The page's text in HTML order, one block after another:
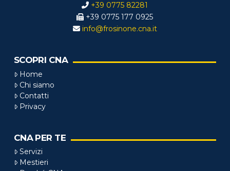
+39 0775 82281
+39 0775 177 0925
info@frosinone.cna.it
SCOPRI CNA
Home
Chi siamo
Contatti
Privacy
CNA PER TE
Servizi
Mestieri